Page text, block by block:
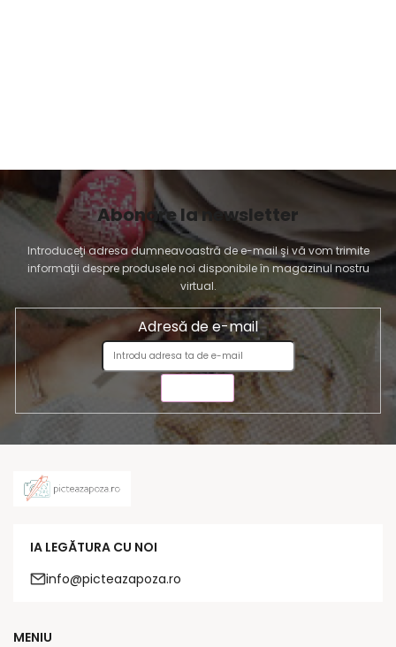
Abonare la newsletter
Introduceţi adresa dumneavoastră de e-mail şi vă vom trimite
informaţii despre produsele noi disponibile în magazinul nostru
virtual.
Adresă de e-mail
IA LEGĂTURA CU NOI
info@picteazapoza.ro
MENIU